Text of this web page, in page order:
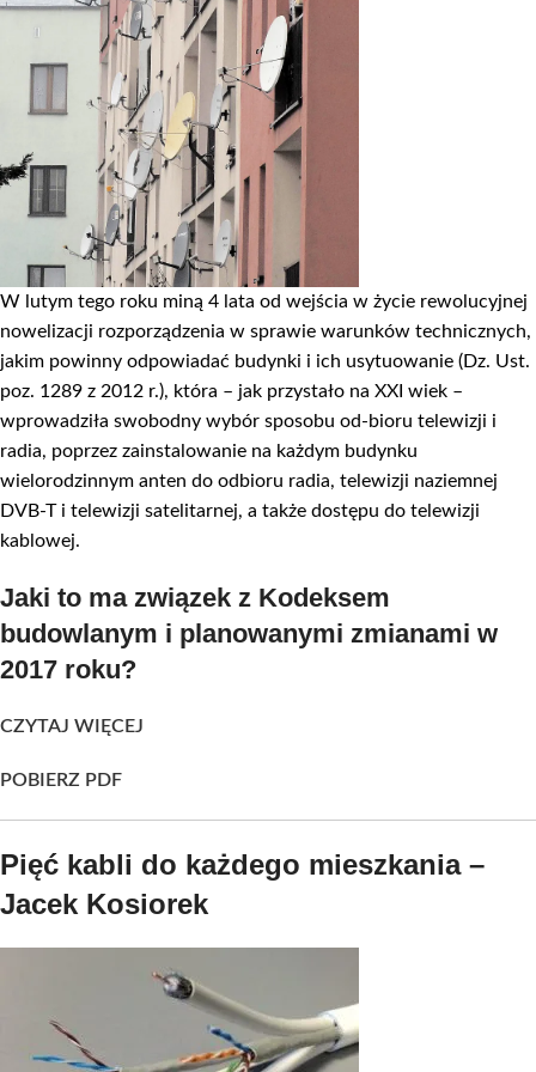
W lutym tego roku miną 4 lata od wejścia w życie rewolucyjnej
nowelizacji rozporządzenia w sprawie warunków technicznych,
jakim powinny odpowiadać budynki i ich usytuowanie (Dz. Ust.
poz. 1289 z 2012 r.), która – jak przystało na XXI wiek –
wprowadziła swobodny wybór sposobu od-bioru telewizji i
radia, poprzez zainstalowanie na każdym budynku
wielorodzinnym anten do odbioru radia, telewizji naziemnej
DVB-T i telewizji satelitarnej, a także dostępu do telewizji
kablowej.
Jaki to ma związek z Kodeksem
budowlanym i planowanymi zmianami w
2017 roku?
CZYTAJ WIĘCEJ
POBIERZ PDF
Pięć kabli do każdego mieszkania –
Jacek Kosiorek